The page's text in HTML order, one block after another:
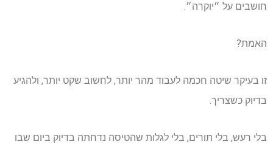
חושבים על ״יוקרה״.
האמת?
זו בעיקר שיטה חכמה לעבוד מהר יותר, לחשוב שקט יותר, ולהגיע
בדיוק כשצריך.
בלי רעש, בלי תורים, בלי לגלות שהטיסה נדחתה בדיוק ביום שבו